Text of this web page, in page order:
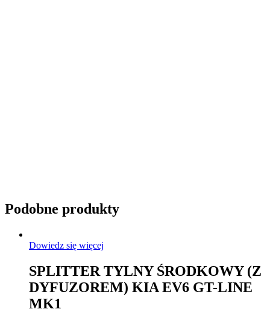
Podobne produkty
Dowiedz się więcej
SPLITTER TYLNY ŚRODKOWY (Z
DYFUZOREM) KIA EV6 GT-LINE
MK1